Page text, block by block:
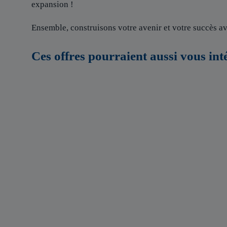
expansion !
Ensemble, construisons votre avenir et votre succès
Ces offres pourraient aussi vous